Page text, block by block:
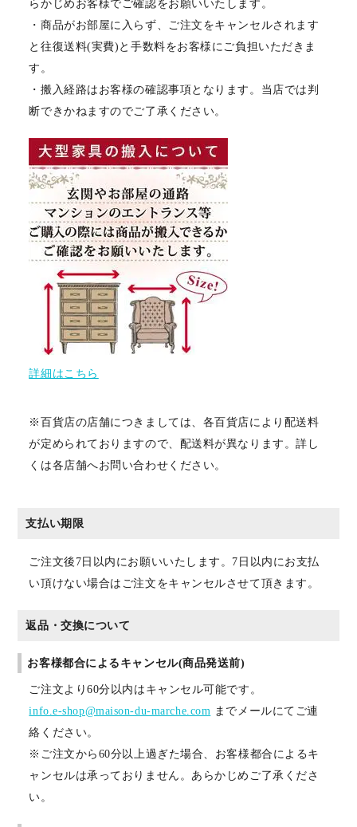
らかじめお客様でご確認をお願いいたします。
・商品がお部屋に入らず、ご注文をキャンセルされます
と往復送料(実費)と手数料をお客様にご負担いただきま
す。
・搬入経路はお客様の確認事項となります。当店では判
断できかねますのでご了承ください。
詳細はこちら
※百貨店の店舗につきましては、各百貨店により配送料
が定められておりますので、配送料が異なります。詳し
くは各店舗へお問い合わせください。
支払い期限
ご注文後7日以内にお願いいたします。7日以内にお支払
い頂けない場合はご注文をキャンセルさせて頂きます。
返品・交換について
お客様都合によるキャンセル(商品発送前)
ご注文より60分以内はキャンセル可能です。
info.e-shop@maison-du-marche.com までメールにてご連
絡ください。
※ご注文から60分以上過ぎた場合、お客様都合によるキ
ャンセルは承っておりません。あらかじめご了承くださ
い。